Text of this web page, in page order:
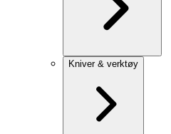
Kniver & verktøy